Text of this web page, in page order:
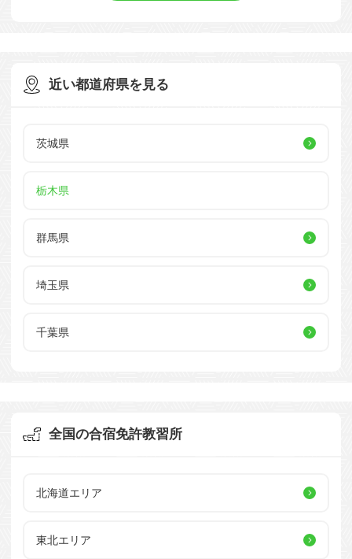
近い都道府県を見る
茨城県
栃木県
群馬県
埼玉県
千葉県
全国の合宿免許教習所
北海道エリア
東北エリア